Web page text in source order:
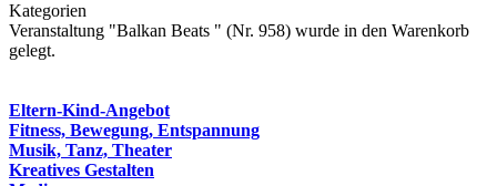
Kategorien
Veranstaltung "Balkan Beats " (Nr. 958) wurde in den Warenkorb
gelegt.
Eltern-Kind-Angebot
Fitness, Bewegung, Entspannung
Musik, Tanz, Theater
Kreatives Gestalten